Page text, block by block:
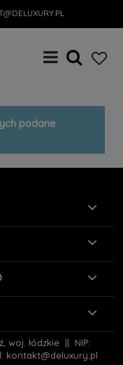
podane
woj. łódzkie || NIP:
kontakt@deluxury.pl